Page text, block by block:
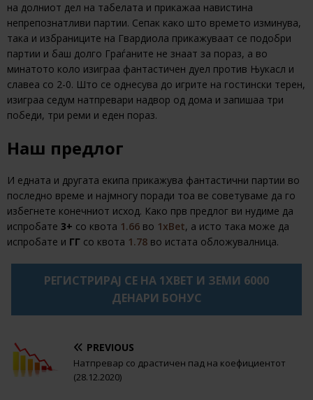
на долниот дел на табелата и прикажаа навистина
непрепознатливи партии. Сепак како што времето изминува,
така и избраниците на Гвардиола прикажуваат се подобри
партии и баш долго Граѓаните не знаат за пораз, а во
минатото коло изиграа фантастичен дуел против Њукасл и
славеа со 2-0. Што се однесува до игрите на гостински терен,
изиграа седум натпревари надвор од дома и запишаа три
победи, три реми и еден пораз.
Наш предлог
И едната и другата екипа прикажува фантастични партии во
последно време и најмногу поради тоа ве советуваме да го
избегнете конечниот исход. Како прв предлог ви нудиме да
испробате 3+ со квота 1.66 во 1xBet, а исто така може да
испробате и ГГ со квота 1.78 во истата обложувалница.
РЕГИСТРИРАЈ СЕ НА 1XBET И ЗЕМИ 6000
ДЕНАРИ БОНУС
PREVIOUS
Натпревар со драстичен пад на коефициентот
(28.12.2020)